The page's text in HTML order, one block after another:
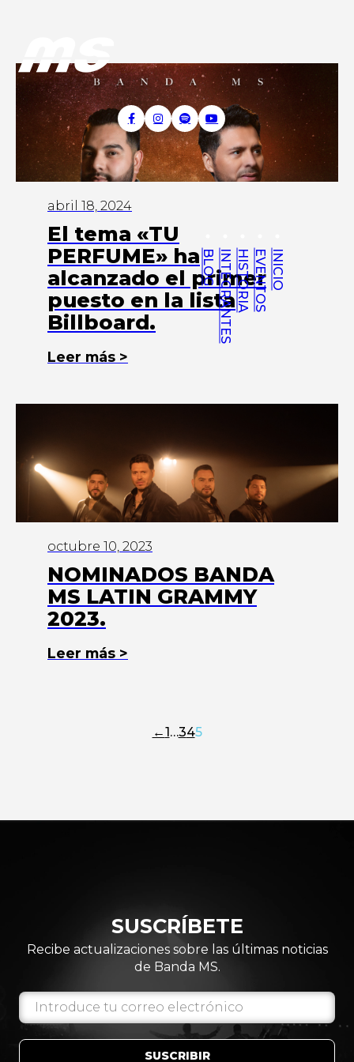
INICIO
EVENTOS
HISTORIA
INTEGRANTES
BLOG
abril 18, 2024
El tema «TU
PERFUME» ha
alcanzado el primer
puesto en la lista
Billboard.
Leer más >
octubre 10, 2023
NOMINADOS BANDA
MS LATIN GRAMMY
2023.
Leer más >
←1…345
SUSCRÍBETE
Recibe actualizaciones sobre las últimas noticias
de Banda MS.
SUSCRIBIR